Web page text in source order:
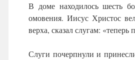
В доме находилось шесть
омовения. Иисус Христос
верха, сказал слугам:
Слуги почерпнули и